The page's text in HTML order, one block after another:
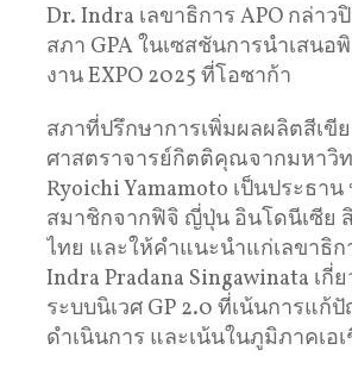
Dr. Indra เลขาธิการ APO กล่า
สภา GPA ในเซสชันการนำเสนอ
งาน EXPO 2025 ที่โอซาก้า
สภาที่ปรึกษาการเพิ่มผลผลิตสีเขี
ศาสตราจารย์กิตติคุณจากมหาวิ
Ryoichi Yamamoto เป็นประธา
สมาชิกจากฟิจิ ญี่ปุ่น อินโดนีเซีย
ไทย และให้คำแนะนำแก่เลขาธิก
Indra Pradana Singawinata เ
ระบบนิเวศ GP 2.0 ที่เน้นการแก้
ดำเนินการ และเน้นในภูมิภาคเอเ